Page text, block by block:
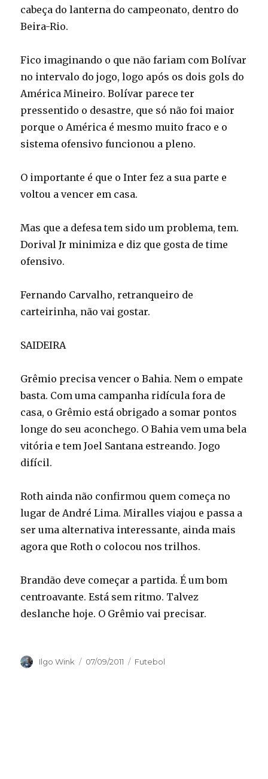
cabeça do lanterna do campeonato, dentro do
Beira-Rio.
Fico imaginando o que não fariam com Bolívar
no intervalo do jogo, logo após os dois gols do
América Mineiro. Bolívar parece ter
pressentido o desastre, que só não foi maior
porque o América é mesmo muito fraco e o
sistema ofensivo funcionou a pleno.
O importante é que o Inter fez a sua parte e
voltou a vencer em casa.
Mas que a defesa tem sido um problema, tem.
Dorival Jr minimiza e diz que gosta de time
ofensivo.
Fernando Carvalho, retranqueiro de
carteirinha, não vai gostar.
SAIDEIRA
Grêmio precisa vencer o Bahia. Nem o empate
basta. Com uma campanha ridícula fora de
casa, o Grêmio está obrigado a somar pontos
longe do seu aconchego. O Bahia vem uma bela
vitória e tem Joel Santana estreando. Jogo
difícil.
Roth ainda não confirmou quem começa no
lugar de André Lima. Miralles viajou e passa a
ser uma alternativa interessante, ainda mais
agora que Roth o colocou nos trilhos.
Brandão deve começar a partida. É um bom
centroavante. Está sem ritmo. Talvez
deslanche hoje. O Grêmio vai precisar.
Autor
Ilgo Wink
Publicado
07/09/2011 Categorias
Futebol